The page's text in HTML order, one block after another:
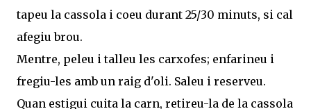
tapeu la cassola i coeu durant 25/30 minuts, si cal
afegiu brou.
Mentre, peleu i talleu les carxofes; enfarineu i
fregiu-les amb un raig d'oli. Saleu i reserveu.
Quan estigui cuita la carn, retireu-la de la cassola